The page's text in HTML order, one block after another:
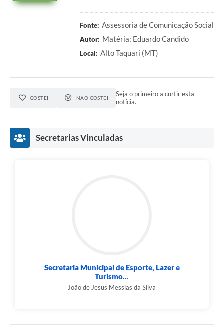
Fonte: Assessoria de Comunicação Social
Autor: Matéria: Eduardo Candido
Local: Alto Taquari (MT)
GOSTEI NÃO GOSTEI
Seja o primeiro a curtir esta
notícia.
Secretarias Vinculadas
Secretaria Municipal de Esporte, Lazer e
Turismo...
João de Jesus Messias da Silva